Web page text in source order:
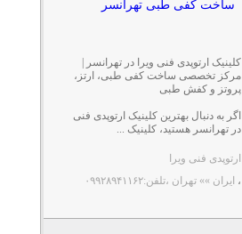
ساخت کفی طبی تهرانسر
کلینیک ارتوپدی فنی ویرا در تهرانسر |
مرکز تخصصی ساخت کفی طبی، ارتز،
پروتز و کفش طبی
اگر به دنبال بهترین کلینیک ارتوپدی فنی
در تهرانسر هستید، کلینیک ...
ارتوپدی فنی ویرا
، ایران »» تهران ،تلفن:۰۹۹۲۸۹۴۱۱۶۲